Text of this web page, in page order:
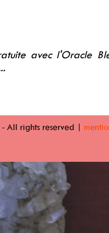
avec l'Oracle
All rights reserved |